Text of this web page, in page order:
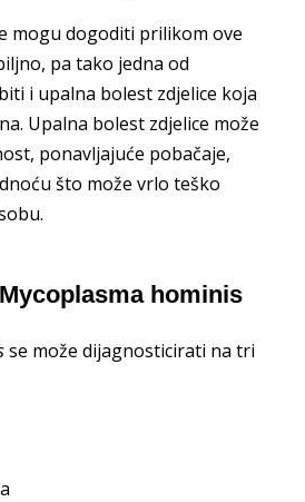
mogu dogoditi prilikom ove
pa tako jedna od
i upalna bolest zdjelice koja
Upalna bolest zdjelice može
ponavljajuće pobačaje,
što može vrlo teško
hominis
se može dijagnosticirati na tri